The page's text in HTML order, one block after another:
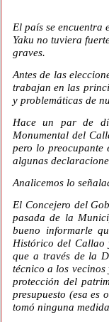
El país se encuentra
Yaku no tuviera
graves.
Antes de las
trabajan en las
y problemáticas de
Hace un par de
Monumental del
pero lo preocupante
algunas
Analicemos lo
El Concejero del
pasada de la
bueno informarle
Histórico del Callao
que a través de la
técnico a los
protección del
presupuesto (esa es
tomó ninguna